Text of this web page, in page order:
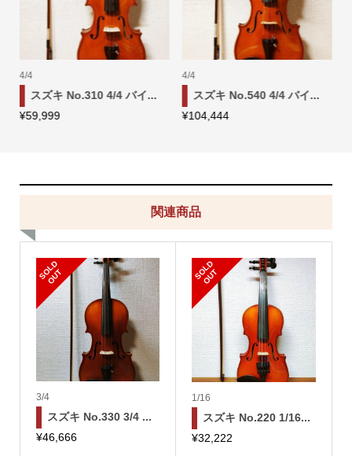
4/4
スズキ No.310 4/4 バイ...
¥59,999
4/4
スズキ No.540 4/4 バイ...
¥104,444
関連商品
S
O
L
D
O
U
T
3/4
スズキ No.330 3/4 ...
¥46,666
S
O
L
D
O
U
T
1/16
スズキ No.220 1/16...
¥32,222